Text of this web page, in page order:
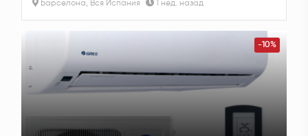
Барселона, Вся Испания 1 нед. назад
-10%